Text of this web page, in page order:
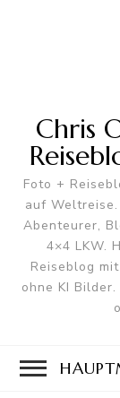
Chris
Foto +
auf
Abenteurer,
4×4 LKW.
Reiseblog
ohne KI